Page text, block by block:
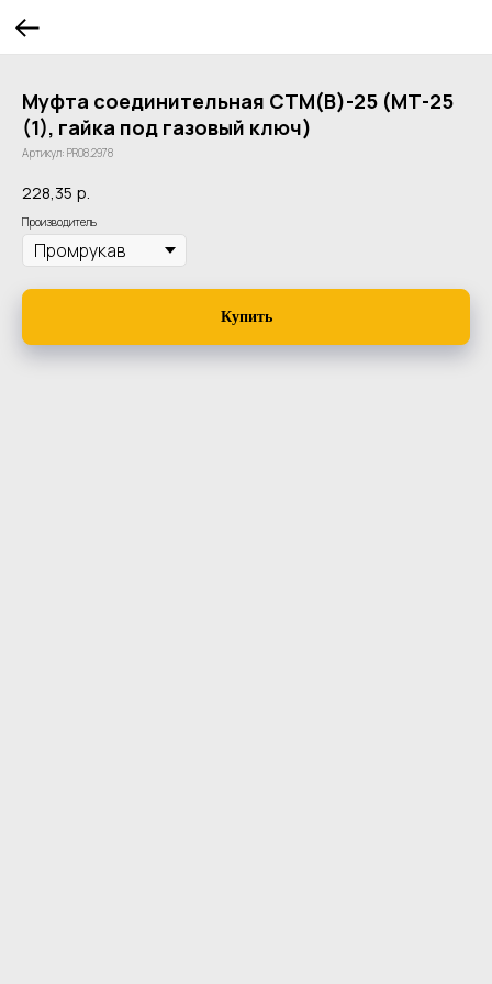
Муфта соединительная СТМ(В)-25 (МТ-25
(1), гайка под газовый ключ)
Артикул: PR08.2978
228,35 р.
Производитель
Купить